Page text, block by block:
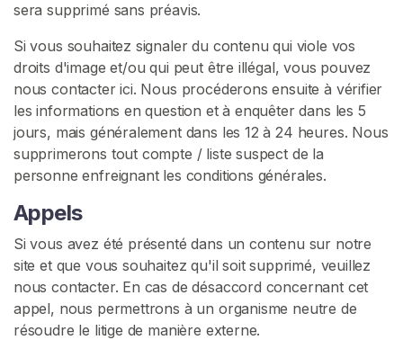
sera supprimé sans préavis.
Si vous souhaitez signaler du contenu qui viole vos
droits d'image et/ou qui peut être illégal, vous pouvez
nous contacter ici. Nous procéderons ensuite à vérifier
les informations en question et à enquêter dans les 5
jours, mais généralement dans les 12 à 24 heures. Nous
supprimerons tout compte / liste suspect de la
personne enfreignant les conditions générales.
Appels
Si vous avez été présenté dans un contenu sur notre
site et que vous souhaitez qu'il soit supprimé, veuillez
nous contacter. En cas de désaccord concernant cet
appel, nous permettrons à un organisme neutre de
résoudre le litige de manière externe.